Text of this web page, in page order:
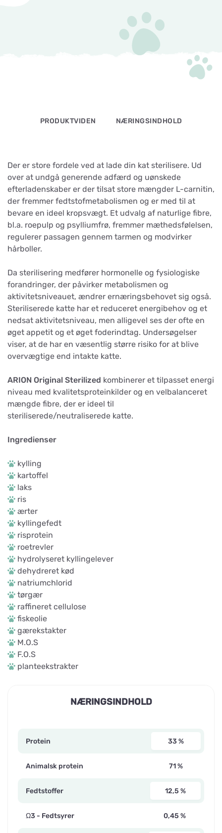
PRODUKTVIDEN NÆRINGSINDHOLD
Der er store fordele ved at lade din kat sterilisere. Ud
over at undgå generende adfærd og uønskede
efterladenskaber er der tilsat store mængder L-carnitin,
der fremmer fedtstofmetabolismen og er med til at
bevare en ideel kropsvægt. Et udvalg af naturlige fibre,
bl.a. roepulp og psylliumfrø, fremmer mæthedsfølelsen,
regulerer passagen gennem tarmen og modvirker
hårboller.
Da sterilisering medfører hormonelle og fysiologiske
forandringer, der påvirker metabolismen og
aktivitetsniveauet, ændrer ernæringsbehovet sig også.
Steriliserede katte har et reduceret energibehov og et
nedsat aktivitetsniveau, men alligevel ses der ofte en
øget appetit og et øget foderindtag. Undersøgelser
viser, at de har en væsentlig større risiko for at blive
overvægtige end intakte katte.
ARION Original Sterilized kombinerer et tilpasset energi
niveau med kvalitetsproteinkilder og en velbalanceret
mængde fibre, der er ideel til
steriliserede/neutraliserede katte.
Ingredienser
kylling
kartoffel
laks
ris
ærter
kyllingefedt
risprotein
roetrevler
hydrolyseret kyllingelever
dehydreret kød
natriumchlorid
tørgær
raffineret cellulose
fiskeolie
gærekstakter
M.O.S
F.O.S
planteekstrakter
NÆRINGSINDHOLD
Protein 33 %
Animalsk protein 71 %
Fedtstoffer 12,5 %
Ω3 - Fedtsyrer 0,45 %